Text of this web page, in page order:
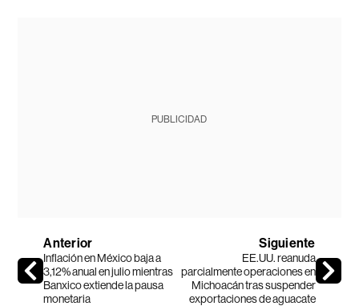
PUBLICIDAD
Anterior
Inflación en México baja a
3,12% anual en julio mientras
Banxico extiende la pausa
monetaria
Siguiente
EE.UU. reanuda
parcialmente operaciones en
Michoacán tras suspender
exportaciones de aguacate